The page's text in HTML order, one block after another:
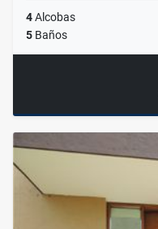
4Alcobas
5 Baños